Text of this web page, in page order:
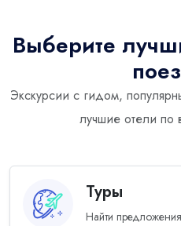
Выберите
Экскурсии с гидом,
лучшие отели по
Туры
Найти предложения